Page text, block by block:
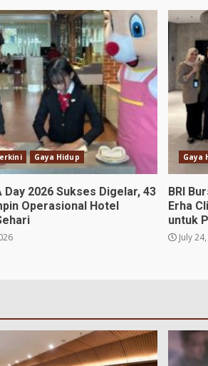
Gaya Hidup
Day 2026 Sukses Digelar, 43
Operasional Hotel
Gaya
BRI
Erha
untuk
July